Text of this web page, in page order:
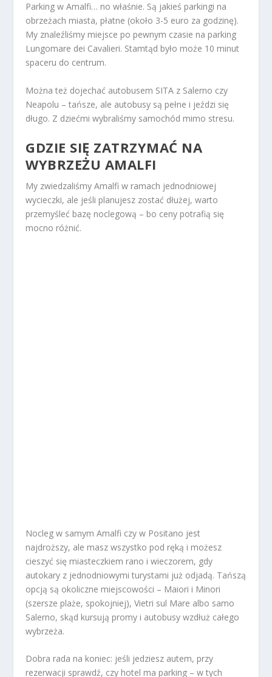
Parking w Amalfi… no właśnie. Są jakieś parkingi na
obrzeżach miasta, płatne (około 3-5 euro za godzinę).
My znaleźliśmy miejsce po pewnym czasie na parking
Lungomare dei Cavalieri. Stamtąd było może 10 minut
spaceru do centrum.
Można też dojechać autobusem SITA z Salerno czy
Neapolu – tańsze, ale autobusy są pełne i jeździ się
długo. Z dziećmi wybraliśmy samochód mimo stresu.
GDZIE SIĘ ZATRZYMAĆ NA
WYBRZEŻU AMALFI
My zwiedzaliśmy Amalfi w ramach jednodniowej
wycieczki, ale jeśli planujesz zostać dłużej, warto
przemyśleć bazę noclegową – bo ceny potrafią się
mocno różnić.
Nocleg w samym Amalfi czy w Positano jest
najdroższy, ale masz wszystko pod ręką i możesz
cieszyć się miasteczkiem rano i wieczorem, gdy
autokary z jednodniowymi turystami już odjadą. Tańszą
opcją są okoliczne miejscowości – Maiori i Minori
(szersze plaże, spokojniej), Vietri sul Mare albo samo
Salerno, skąd kursują promy i autobusy wzdłuż całego
wybrzeża.
Dobra rada na koniec: jeśli jedziesz autem, przy
rezerwacji sprawdź, czy hotel ma parking – w tych